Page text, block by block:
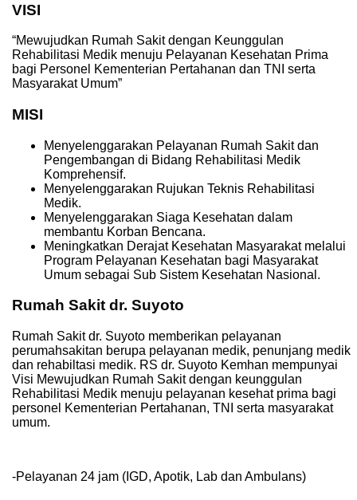
VISI
“Mewujudkan Rumah Sakit dengan Keunggulan
Rehabilitasi Medik menuju Pelayanan Kesehatan Prima
bagi Personel Kementerian Pertahanan dan TNI serta
Masyarakat Umum”
MISI
Menyelenggarakan Pelayanan Rumah Sakit dan
Pengembangan di Bidang Rehabilitasi Medik
Komprehensif.
Menyelenggarakan Rujukan Teknis Rehabilitasi
Medik.
Menyelenggarakan Siaga Kesehatan dalam
membantu Korban Bencana.
Meningkatkan Derajat Kesehatan Masyarakat melalui
Program Pelayanan Kesehatan bagi Masyarakat
Umum sebagai Sub Sistem Kesehatan Nasional.
Rumah Sakit dr. Suyoto
Rumah Sakit dr. Suyoto memberikan pelayanan
perumahsakitan berupa pelayanan medik, penunjang medik
dan rehabiltasi medik. RS dr. Suyoto Kemhan mempunyai
Visi Mewujudkan Rumah Sakit dengan keunggulan
Rehabilitasi Medik menuju pelayanan kesehat prima bagi
personel Kementerian Pertahanan, TNI serta masyarakat
umum.
-Pelayanan 24 jam (IGD, Apotik, Lab dan Ambulans)